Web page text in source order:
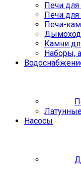
Печи для
Печи для
Печи-
Камни
Наборы,
Насосы